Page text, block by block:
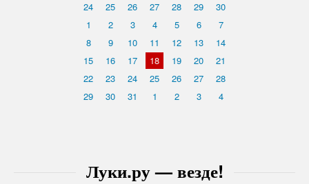
Луки.ру — везде!
24 25 26 27 28 29
30
1
2 3 4 5 6
7
8
9 10 11 12 13
14
15
16 17 18 19 20
21
22
23 24 25 26 27
28
29
30 31 1 2 3 4